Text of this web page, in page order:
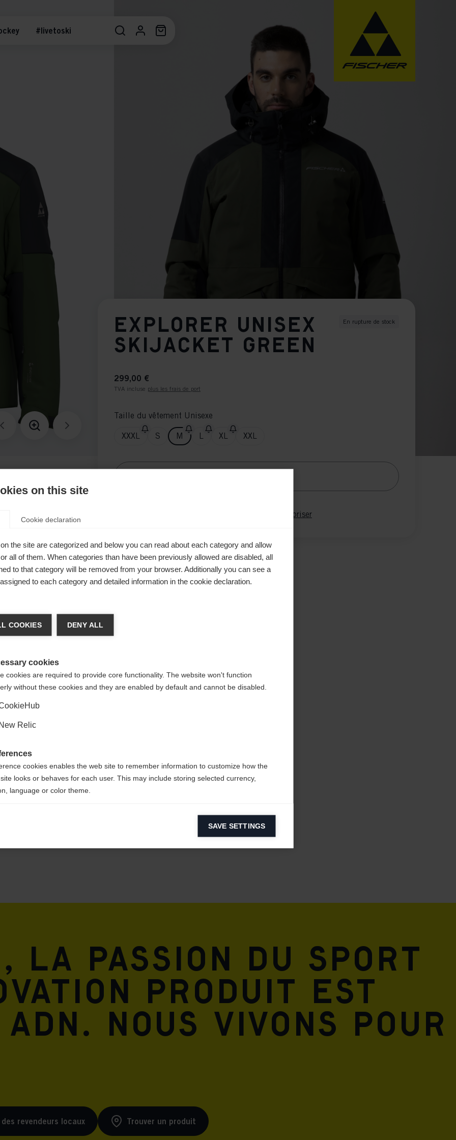
#livetoski
EXPLORER UNISEX
SKIJACKET GREEN
En rupture de stock
299,00 €
TVA incluse plus les frais de port
Taille du vêtement Unisexe
XXXL S M L XL XXL
Mémoriser
schützt
mm
und
und
la passion du sport
produit est
Nous vivons pour
des revendeurs locaux Trouver un produit
de langue
(English)
Oui, je souhaite être redirigé(e)
on this site
Cookie declaration
the site are categorized and below you can read about each category and allow
all of them. When categories than have been previously allowed are disabled, all
to that category will be removed from your browser. Additionally you can see a
to each category and detailed information in the cookie declaration.
COOKIES DENY ALL
cookies
cookies are required to provide core functionality. The website won't function
without these cookies and they are enabled by default and cannot be disabled.
New Relic
cookies enables the web site to remember information to customize how the
looks or behaves for each user. This may include storing selected currency,
language or color theme.
cookies help us improve our website by collecting and reporting information on
for personalized advertising across various platforms.
SAVE SETTINGS